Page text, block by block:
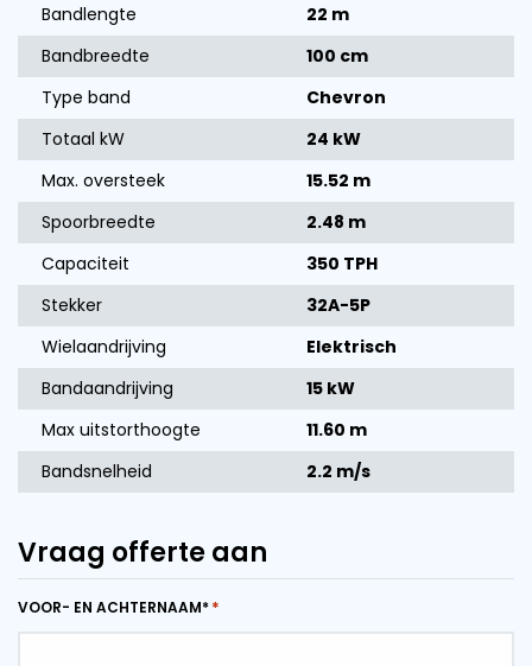
Bandlengte
22 m
Bandbreedte
100 cm
Type band
Chevron
Totaal kW
24 kW
Max. oversteek
15.52 m
Spoorbreedte
2.48 m
Capaciteit
350 TPH
Stekker
32A-5P
Wielaandrijving
Elektrisch
Bandaandrijving
15 kW
Max uitstorthoogte
11.60 m
Bandsnelheid
2.2 m/s
Vraag offerte aan
VOOR- EN ACHTERNAAM*